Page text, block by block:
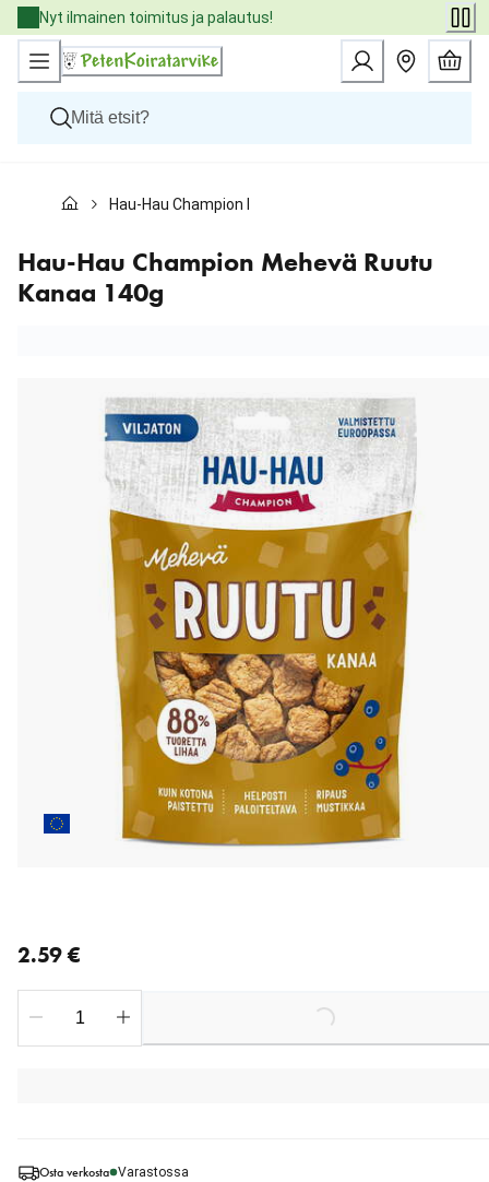
Skip
to
Content
Nyt ilmainen toimitus ja palautus!
Kissat
Eläinlääkäriruoat
Tuotemerkit
Uutuudet
Hau-Hau Champion Mehevä Ruutu Kanaa 140g
Hau-Hau Champion Mehevä Ruutu
Kanaa 140g
Osta verkosta Varastossa
2.59 €
Loading...